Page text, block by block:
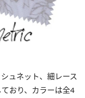
ュネット、細レース
おり、カラーは全4